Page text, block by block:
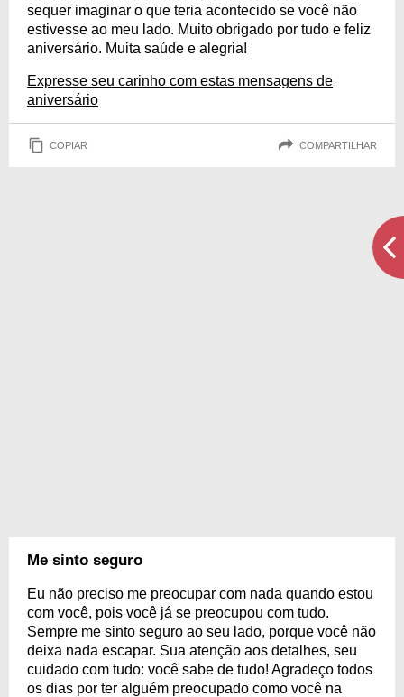
sequer imaginar o que teria acontecido se você não
estivesse ao meu lado. Muito obrigado por tudo e feliz
aniversário. Muita saúde e alegria!
Expresse seu carinho com estas mensagens de
aniversário
COPIAR COMPARTILHAR
Me sinto seguro
Eu não preciso me preocupar com nada quando estou
com você, pois você já se preocupou com tudo.
Sempre me sinto seguro ao seu lado, porque você não
deixa nada escapar. Sua atenção aos detalhes, seu
cuidado com tudo: você sabe de tudo! Agradeço todos
os dias por ter alguém preocupado como você na